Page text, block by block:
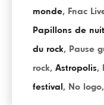
monde, Fnac
Papillons de nuit
du rock, Pause
rock, Astropolis,
festival , No logo,